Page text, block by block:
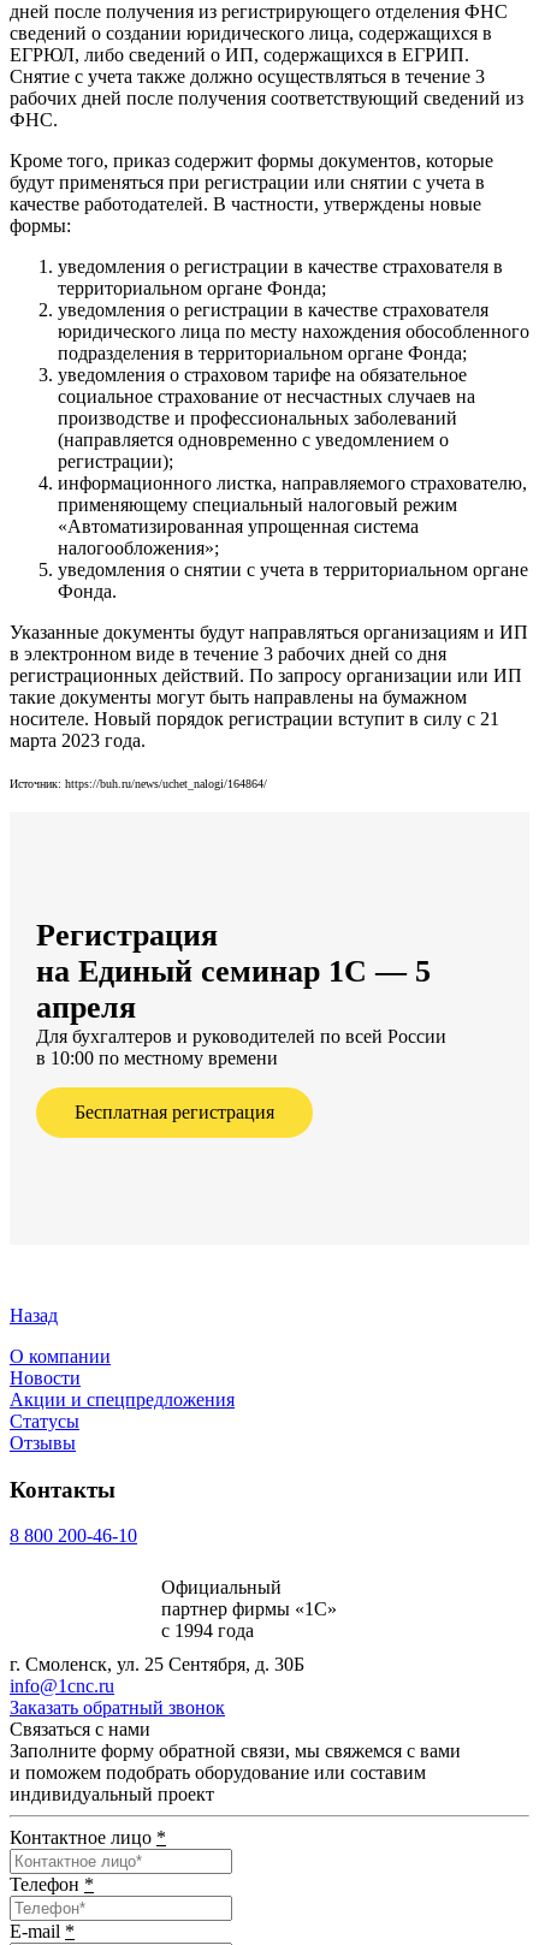
дней после получения из регистрирующего отделения ФНС
сведений о создании юридического лица, содержащихся в
ЕГРЮЛ, либо сведений о ИП, содержащихся в ЕГРИП.
Снятие с учета также должно осуществляться в течение 3
рабочих дней после получения соответствующий сведений из
ФНС.
Кроме того, приказ содержит формы документов, которые
будут применяться при регистрации или снятии с учета в
качестве работодателей. В частности, утверждены новые
формы:
уведомления о регистрации в качестве страхователя ‎в
территориальном органе Фонда;
уведомления о регистрации в качестве страхователя
юридического лица по месту нахождения обособленного
подразделения в территориальном органе Фонда;
уведомления о страховом тарифе на обязательное
социальное страхование от несчастных случаев на
производстве и профессиональных заболеваний
(направляется одновременно с уведомлением ‎о
регистрации);
информационного листка, направляемого страхователю,
применяющему специальный налоговый режим
«Автоматизированная упрощенная система
налогообложения»;
уведомления о снятии с учета в территориальном органе
Фонда.
Указанные документы будут направляться организациям и ИП
в электронном виде в течение 3 рабочих дней ‎со дня
регистрационных действий. По запросу организации или ИП
такие документы могут быть направлены на бумажном
носителе. Новый порядок регистрации вступит в силу с 21
марта 2023 года.
Источник: https://buh.ru/news/uchet_nalogi/164864/
Регистрация
на Единый семинар 1С — 5
апреля
Для бухгалтеров и руководителей по всей России
в 10:00 по местному времени
Бесплатная регистрация
Назад
О компании
Новости
Акции и спецпредложения
Статусы
Отзывы
Контакты
8 800 200-46-10
Официальный
партнер фирмы «1С»
с 1994 года
г. Смоленск, ул. 25 Сентября, д. 30Б
info@1cnc.ru
Заказать обратный звонок
Связаться с нами
Заполните форму обратной связи, мы свяжемся с вами
и поможем подобрать оборудование или составим
индивидуальный проект
Контактное лицо *
Телефон *
E-mail *